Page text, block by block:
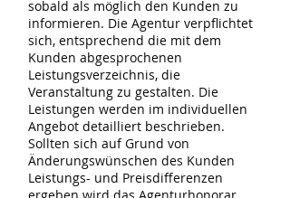
sobald als möglich den Kunden zu
informieren. Die Agentur verpflichtet
sich, entsprechend die mit dem
Kunden abgesprochenen
Leistungsverzeichnis, die
Veranstaltung zu gestalten. Die
Leistungen werden im individuellen
Angebot detailliert beschrieben.
Sollten sich auf Grund von
Änderungswünschen des Kunden
Leistungs- und Preisdifferenzen